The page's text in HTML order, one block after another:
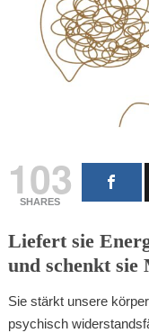
103
SHARES
Liefert sie
und schenkt
Sie stärkt unsere
psychisch